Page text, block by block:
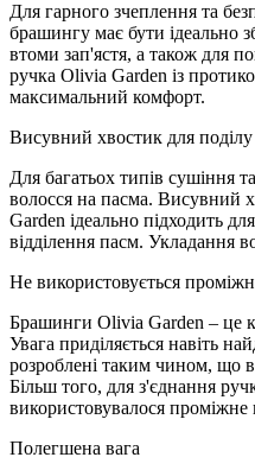
Для гарного зчеплення та
брашингу має бути ідеально
втоми зап'ястя, а також для
ручка Olivia Garden із
максимальний комфорт.
Висувний хвостик для
Для багатьох типів сушіння
волосся на пасма. Висувний
Garden ідеально підходить
відділення пасм. Укладання
Не використовується
Брашинги Olivia Garden – це
Увага приділяється навіть
розроблені таким чином, що
Більш того, для з'єднання
використовувалося проміжне
Полегшена вага